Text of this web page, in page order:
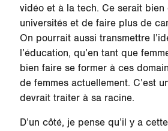
vidéo et à la tech. Ce serait bien
universités et de faire plus de
On pourrait aussi transmettre
l’éducation, qu’en tant que
bien faire se former à ces
de femmes actuellement. C’est
devrait traiter à sa racine.
D’un côté, je pense qu’il y a